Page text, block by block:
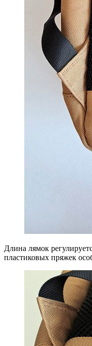
Длина лямок
пластиковых пряжек